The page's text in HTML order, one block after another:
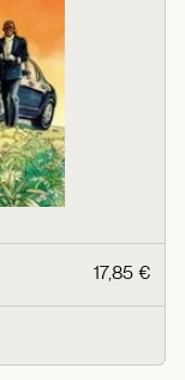
17,85 €